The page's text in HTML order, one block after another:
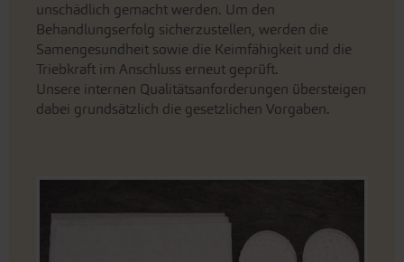
unschädlich gemacht werden. Um den
Behandlungserfolg sicherzustellen, werden die
Samengesundheit sowie die Keimfähigkeit und die
Triebkraft im Anschluss erneut geprüft.
Unsere internen Qualitätsanforderungen übersteigen
dabei grundsätzlich die gesetzlichen Vorgaben.